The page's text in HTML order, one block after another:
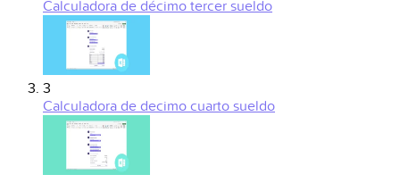
Calculadora de décimo tercer sueldo
3
Calculadora de decimo cuarto sueldo